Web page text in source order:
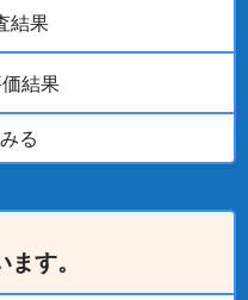
結果
結果
る
す。